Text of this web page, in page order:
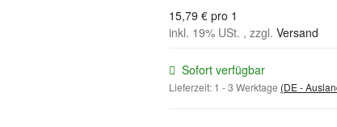
15,79 € pro 1
inkl. 19% USt. , zzgl. Versand
Sofort verfügbar
Lieferzeit: 1 - 3 Werktage (DE -